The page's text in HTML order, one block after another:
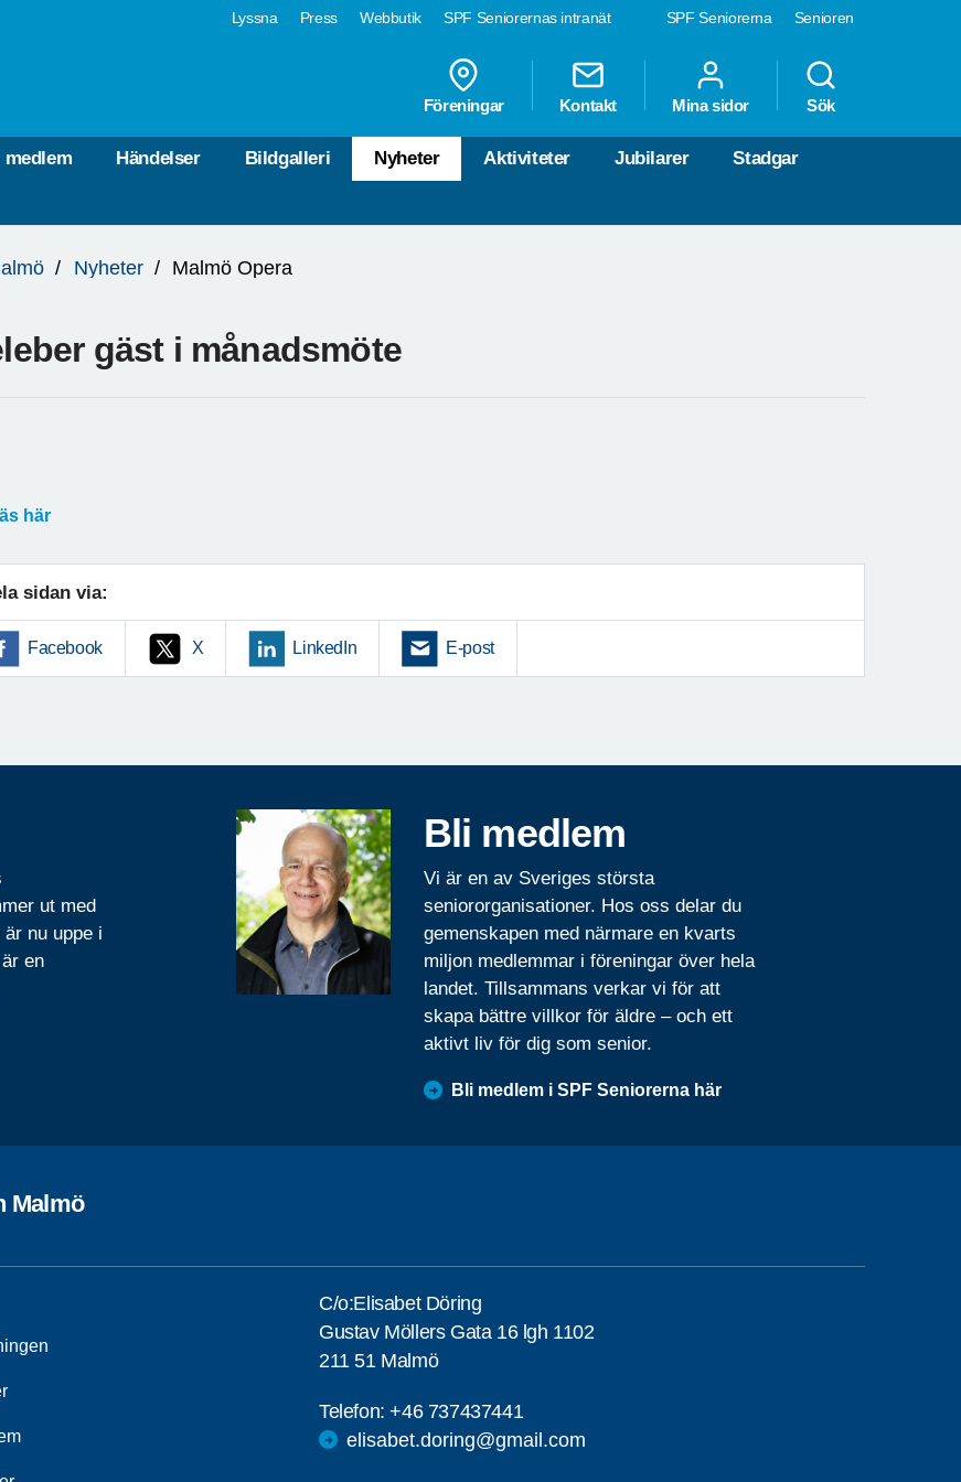
SPF Seniorerna Senioren
Lyssna Press Webbutik SPF Seniorernas intranät
Föreningar Kontakt Mina sidor Sök
medlem Händelser Bildgalleri Nyheter Aktiviteter Jubilarer Stadgar
Nyheter Malmö Opera
gäst i månadsmöte
här
sidan via:
Facebook X LinkedIn E-post
ut med
nu uppe i
en
Bli medlem
Vi är en av Sveriges största
seniororganisationer. Hos oss delar du
gemenskapen med närmare en kvarts
miljon medlemmar i föreningar över hela
landet. Tillsammans verkar vi för att
skapa bättre villkor för äldre – och ett
aktivt liv för dig som senior.
Bli medlem i SPF Seniorerna här
Malmö
C/o:Elisabet Döring
Gustav Möllers Gata 16 lgh 1102
211 51 Malmö
Telefon:+46 737437441
elisabet.doring@gmail.com